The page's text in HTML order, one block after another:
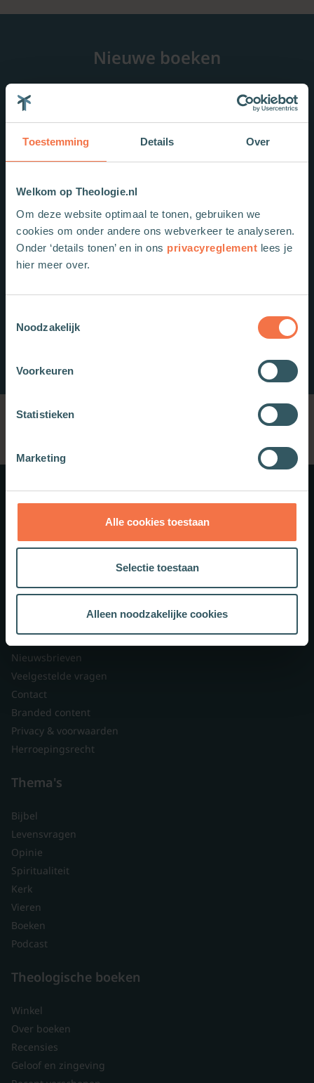
Toestemming Details Over
Welkom op Theologie.nl
Om deze website optimaal te tonen, gebruiken we
cookies om onder andere ons webverkeer te analyseren.
Onder ‘details tonen’ en in ons privacyreglement lees je
hier meer over.
Noodzakelijk
Voorkeuren
Statistieken
Marketing
Alle cookies toestaan
Selectie toestaan
Alleen noodzakelijke cookies
Nieuwe boeken
Meer weten?
Schrijf je in voor onze nieuwsbrief.
Theologie.nl
Over ons
Nieuwsbrieven
Veelgestelde vragen
Contact
Branded content
Privacy & voorwaarden
Herroepingsrecht
Thema's
Bijbel
Levensvragen
Opinie
Spiritualiteit
Kerk
Vieren
Boeken
Podcast
Theologische boeken
Winkel
Over boeken
Recensies
Geloof en zingeving